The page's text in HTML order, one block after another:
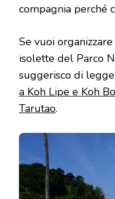
compagnia perché
Se vuoi
isolette del Parco
suggerisco di
a Koh Lipe e Koh
Tarutao.